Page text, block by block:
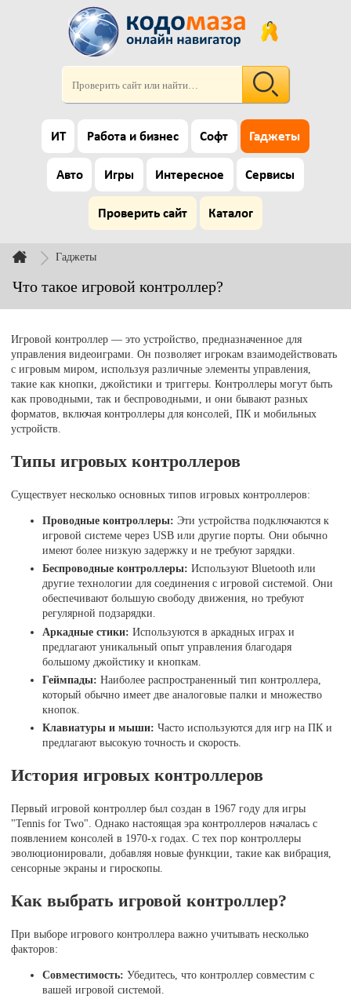
ИТ Работа и бизнес Софт Гаджеты
Авто Игры Интересное Сервисы
Проверить сайт Каталог
Гаджеты
Что такое игровой контроллер?
Игровой контроллер — это устройство, предназначенное для
управления видеоиграми. Он позволяет игрокам взаимодействовать
с игровым миром, используя различные элементы управления,
такие как кнопки, джойстики и триггеры. Контроллеры могут быть
как проводными, так и беспроводными, и они бывают разных
форматов, включая контроллеры для консолей, ПК и мобильных
устройств.
Типы игровых контроллеров
Существует несколько основных типов игровых контроллеров:
Проводные контроллеры: Эти устройства подключаются к
игровой системе через USB или другие порты. Они обычно
имеют более низкую задержку и не требуют зарядки.
Беспроводные контроллеры: Используют Bluetooth или
другие технологии для соединения с игровой системой. Они
обеспечивают большую свободу движения, но требуют
регулярной подзарядки.
Аркадные стики: Используются в аркадных играх и
предлагают уникальный опыт управления благодаря
большому джойстику и кнопкам.
Геймпады: Наиболее распространенный тип контроллера,
который обычно имеет две аналоговые палки и множество
кнопок.
Клавиатуры и мыши: Часто используются для игр на ПК и
предлагают высокую точность и скорость.
История игровых контроллеров
Первый игровой контроллер был создан в 1967 году для игры
"Tennis for Two". Однако настоящая эра контроллеров началась с
появлением консолей в 1970-х годах. С тех пор контроллеры
эволюционировали, добавляя новые функции, такие как вибрация,
сенсорные экраны и гироскопы.
Как выбрать игровой контроллер?
При выборе игрового контроллера важно учитывать несколько
факторов:
Совместимость: Убедитесь, что контроллер совместим с
вашей игровой системой.